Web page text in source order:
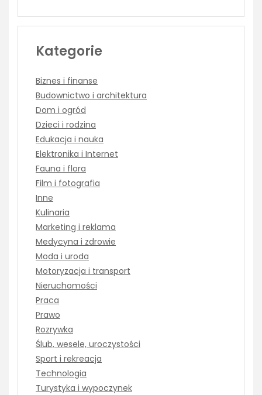
Kategorie
Biznes i finanse
Budownictwo i architektura
Dom i ogród
Dzieci i rodzina
Edukacja i nauka
Elektronika i Internet
Fauna i flora
Film i fotografia
Inne
Kulinaria
Marketing i reklama
Medycyna i zdrowie
Moda i uroda
Motoryzacja i transport
Nieruchomości
Praca
Prawo
Rozrywka
Ślub, wesele, uroczystości
Sport i rekreacja
Technologia
Turystyka i wypoczynek